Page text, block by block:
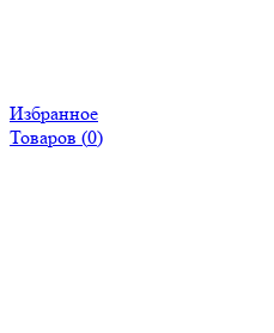
Избранное
Товаров (0)